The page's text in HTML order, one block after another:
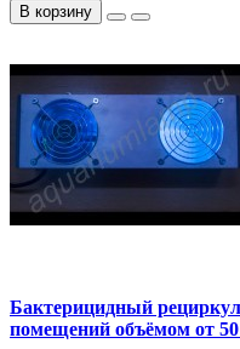
В корзину
Бактерицидный
помещений объёмом от